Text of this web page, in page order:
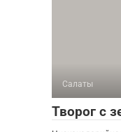
Салаты
Творог с